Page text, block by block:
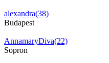
alexandra(38)
Budapest
AnnamaryDiva(22)
Sopron